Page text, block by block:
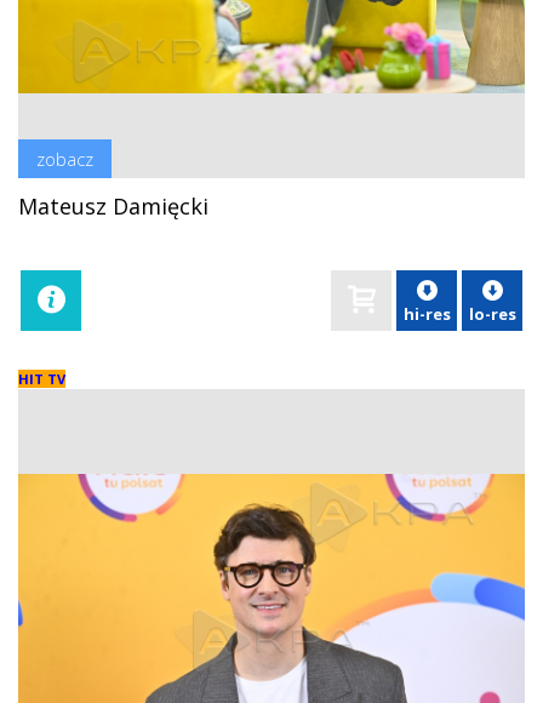
zobacz
Mateusz Damięcki
hi-res lo-res
HIT TV